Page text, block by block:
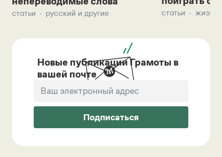
статьи русский и другие статьи жизнь
Новые публикации Грамоты в
вашей почте
Подписаться